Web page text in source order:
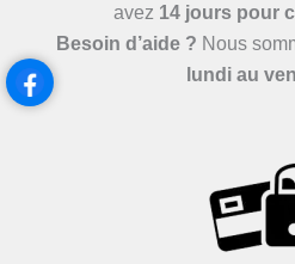
avez 14 jours pour
Besoin d’aide ? Nous
lundi au